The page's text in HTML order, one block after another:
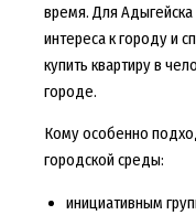
время. Для
интереса к городу и
купить квартиру в
городе.
Кому особенно
городской среды:
инициативным